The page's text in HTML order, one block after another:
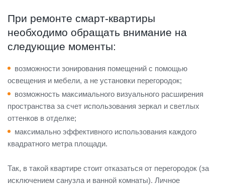
При ремонте смарт-квартиры
необходимо обращать внимание на
следующие моменты:
возможности зонирования помещений с помощью
освещения и мебели, а не установки перегородок;
возможность максимального визуального расширения
пространства за счет использования зеркал и светлых
оттенков в отделке;
максимально эффективного использования каждого
квадратного метра площади.
Так, в такой квартире стоит отказаться от перегородок (за
исключением санузла и ванной комнаты). Личное